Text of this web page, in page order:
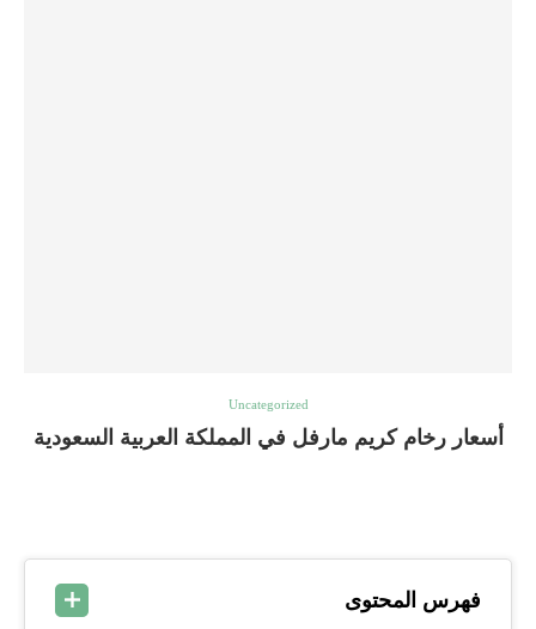
Uncategorized
أسعار رخام كريم مارفل في المملكة العربية السعودية
فهرس المحتوى